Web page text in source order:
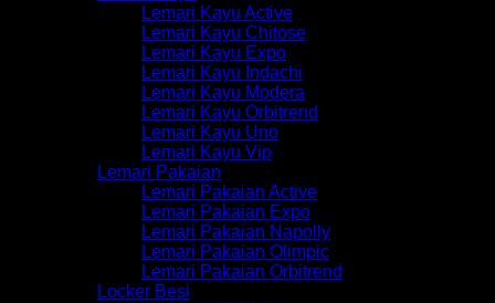
Lemari Kayu Active
Lemari Kayu Chitose
Lemari Kayu Expo
Lemari Kayu Indachi
Lemari Kayu Modera
Lemari Kayu Orbitrend
Lemari Kayu Uno
Lemari Kayu Vip
Lemari Pakaian
Lemari Pakaian Active
Lemari Pakaian Expo
Lemari Pakaian Napolly
Lemari Pakaian Olimpic
Lemari Pakaian Orbitrend
Locker Besi